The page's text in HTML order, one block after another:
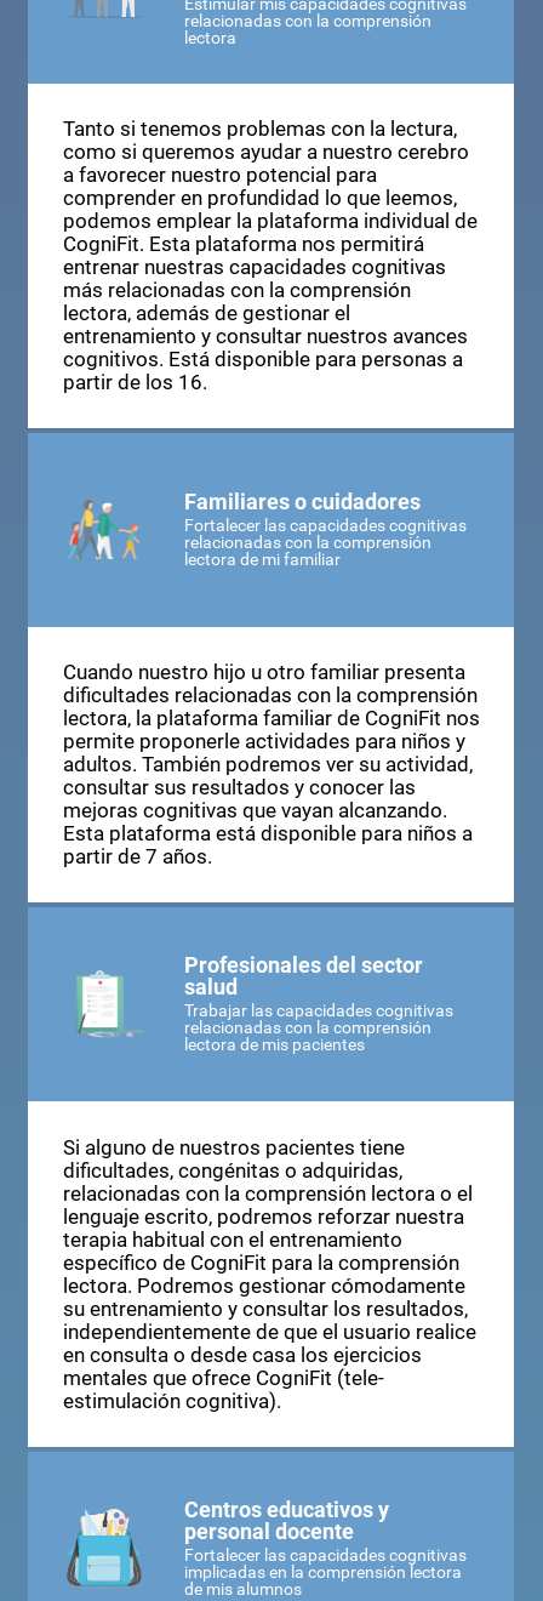
Estimular mis capacidades cognitivas
relacionadas con la comprensión
lectora
Tanto si tenemos problemas con la lectura,
como si queremos ayudar a nuestro cerebro
a favorecer nuestro potencial para
comprender en profundidad lo que leemos,
podemos emplear la plataforma individual de
CogniFit. Esta plataforma nos permitirá
entrenar nuestras capacidades cognitivas
más relacionadas con la comprensión
lectora, además de gestionar el
entrenamiento y consultar nuestros avances
cognitivos. Está disponible para personas a
partir de los 16.
Familiares o cuidadores
Fortalecer las capacidades cognitivas
relacionadas con la comprensión
lectora de mi familiar
Cuando nuestro hijo u otro familiar presenta
dificultades relacionadas con la comprensión
lectora, la plataforma familiar de CogniFit nos
permite proponerle actividades para niños y
adultos. También podremos ver su actividad,
consultar sus resultados y conocer las
mejoras cognitivas que vayan alcanzando.
Esta plataforma está disponible para niños a
partir de 7 años.
Profesionales del sector
salud
Trabajar las capacidades cognitivas
relacionadas con la comprensión
lectora de mis pacientes
Si alguno de nuestros pacientes tiene
dificultades, congénitas o adquiridas,
relacionadas con la comprensión lectora o el
lenguaje escrito, podremos reforzar nuestra
terapia habitual con el entrenamiento
específico de CogniFit para la comprensión
lectora. Podremos gestionar cómodamente
su entrenamiento y consultar los resultados,
independientemente de que el usuario realice
en consulta o desde casa los ejercicios
mentales que ofrece CogniFit (tele-
estimulación cognitiva).
Centros educativos y
personal docente
Fortalecer las capacidades cognitivas
implicadas en la comprensión lectora
de mis alumnos